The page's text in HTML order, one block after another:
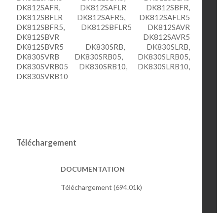
DK812SAFR, DK812SAFLR DK812SBFR,
DK812SBFLR DK812SAFR5, DK812SAFLR5
DK812SBFR5, DK812SBFLR5 DK812SAVR
DK812SBVR DK812SAVR5
DK812SBVR5 DK830SRB, DK830SLRB,
DK830SVRB DK830SRB05, DK830SLRB05,
DK830SVRB05 DK830SRB10, DK830SLRB10,
DK830SVRB10
Téléchargement
DOCUMENTATION
Téléchargement (694.01k)